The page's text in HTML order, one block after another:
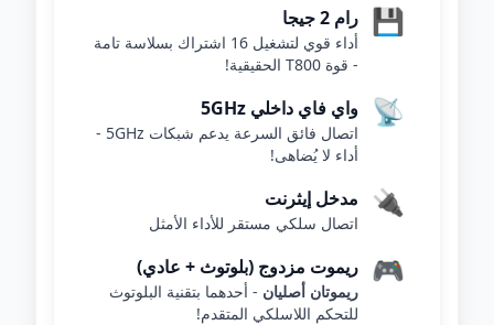
💾 رام 2 جيجا
أداء قوي لتشغيل 16 اشتراك بسلاسة تامة
- قوة T800 الحقيقية!
📡 واي فاي داخلي 5GHz
اتصال فائق السرعة يدعم شبكات 5GHz -
أداء لا يُضاهى!
🔌 مدخل إيثرنت
اتصال سلكي مستقر للأداء الأمثل
🎮 ريموت مزدوج (بلوتوث + عادي)
ريموتان أصليان - أحدهما بتقنية البلوتوث
للتحكم اللاسلكي المتقدم!